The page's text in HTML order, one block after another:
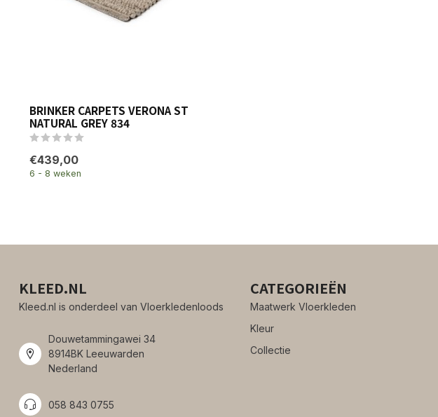
BRINKER CARPETS VERONA ST
NATURAL GREY 834
€439,00
6 - 8 weken
KLEED.NL
Kleed.nl is onderdeel van Vloerkledenloods
Douwetammingawei 34
8914BK Leeuwarden
Nederland
058 843 0755
CATEGORIEËN
Maatwerk Vloerkleden
Kleur
Collectie